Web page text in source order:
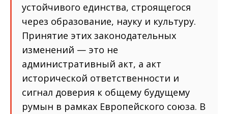
устойчивого единства, строящегося
через образование, науку и культуру.
Принятие этих законодательных
изменений — это не
административный акт, а акт
исторической ответственности и
сигнал доверия к общему будущему
румын в рамках Европейского союза. В